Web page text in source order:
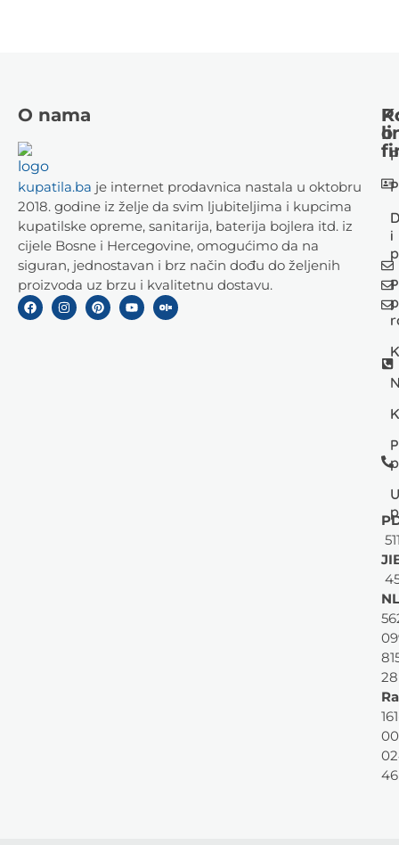
O nama
kupatila.ba je internet prodavnica nastala u oktobru
2018. godine iz želje da svim ljubiteljima i kupcima
kupatilske opreme, sanitarija, baterija bojlera itd. iz
cijele Bosne i Hercegovine, omogućimo da na
siguran, jednostavan i brz način dođu do željenih
proizvoda uz brzu i kvalitetnu dostavu.
i
o
28
46